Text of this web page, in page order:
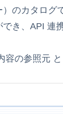
のカタログ
き、API 連
の参照元 と